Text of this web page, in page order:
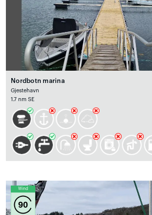
Nordbotn marina
Gjestehavn
1.7 nm SE
Wind
90